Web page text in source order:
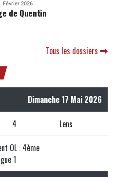
Février 2026
de Quentin
Tous les dossiers
Dimanche 17 Mai 2026
4 Lens
OL : 4ème
1